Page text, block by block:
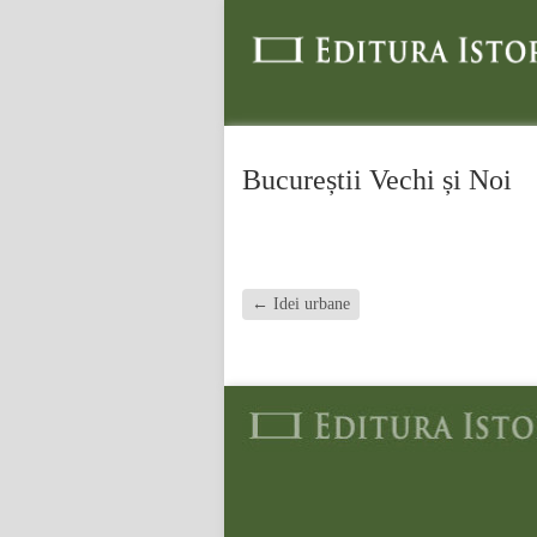
Bucureștii Vechi și Noi
← Idei urbane